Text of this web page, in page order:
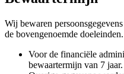
Wij bewaren
de bovengenoemde doeleinden.
Voor de financiële
bewaartermijn van 7 jaar.